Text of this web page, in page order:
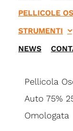
PELLICOLE
STRUMENTI
NEWS
Pellicola
Auto 75%
Omologata